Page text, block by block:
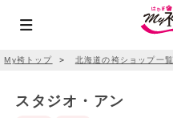
My袴トップ ＞ 北海道の袴ショップ一覧
スタジオ・アン